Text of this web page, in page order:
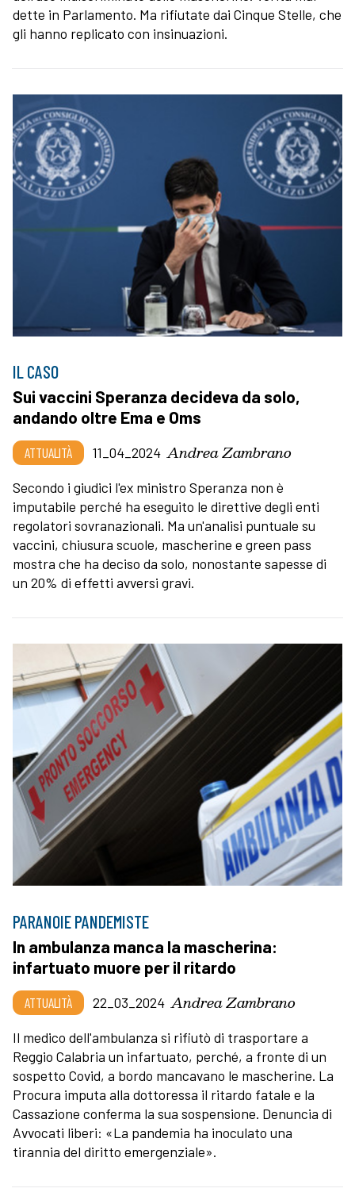
dette in Parlamento. Ma rifiutate dai Cinque Stelle, che
gli hanno replicato con insinuazioni.
IL CASO
Sui vaccini Speranza decideva da solo,
andando oltre Ema e Oms
ATTUALITÀ 11_04_2024 Andrea Zambrano
Secondo i giudici l'ex ministro Speranza non è
imputabile perché ha eseguito le direttive degli enti
regolatori sovranazionali. Ma un'analisi puntuale su
vaccini, chiusura scuole, mascherine e green pass
mostra che ha deciso da solo, nonostante sapesse di
un 20% di effetti avversi gravi.
PARANOIE PANDEMISTE
In ambulanza manca la mascherina:
infartuato muore per il ritardo
ATTUALITÀ 22_03_2024 Andrea Zambrano
Il medico dell'ambulanza si rifiutò di trasportare a
Reggio Calabria un infartuato, perché, a fronte di un
sospetto Covid, a bordo mancavano le mascherine. La
Procura imputa alla dottoressa il ritardo fatale e la
Cassazione conferma la sua sospensione. Denuncia di
Avvocati liberi: «La pandemia ha inoculato una
tirannia del diritto emergenziale».